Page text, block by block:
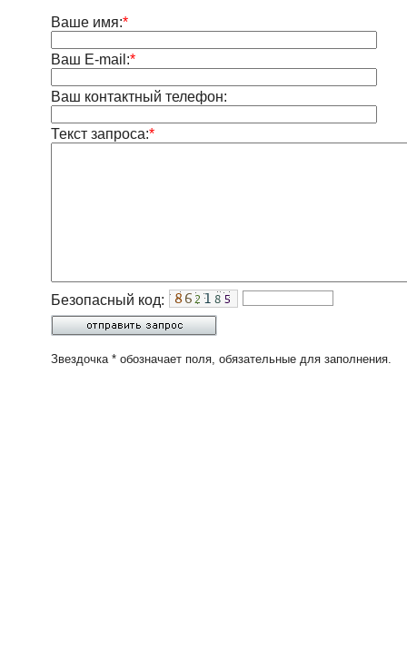
Ваше имя:*
Ваш E-mail:*
Ваш контактный телефон:
Текст запроса:*
Безопасный код:
Звездочка * обозначает поля, обязательные для заполнения.